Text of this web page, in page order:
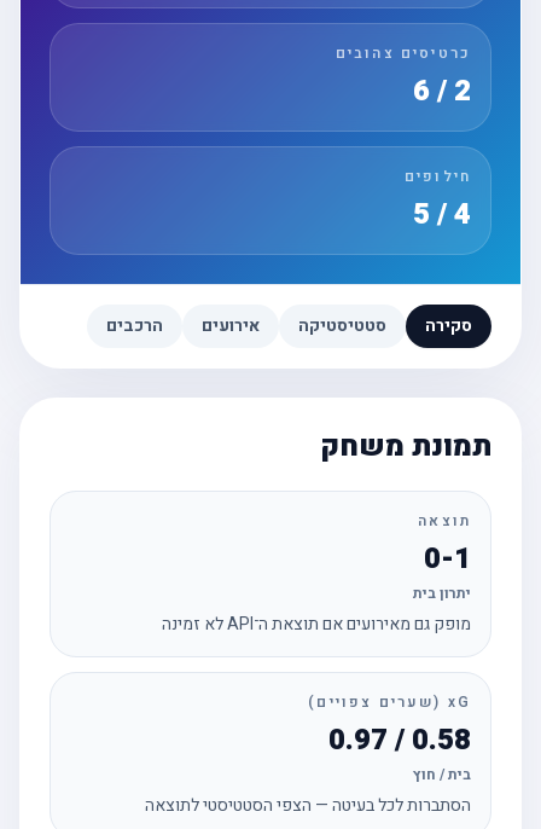
כרטיסים צהובים
חילופים
סקירה סטטיסטיקה אירועים הרכבים
תמונת משחק
תוצאה
0-1
יתרון בית
מופק גם מאירועים אם תוצאת ה־API לא זמינה
xG (שערים צפויים)
0.58 / 0.97
בית / חוץ
הסתברות לכל בעיטה — הצפי הסטטיסטי לתוצאה